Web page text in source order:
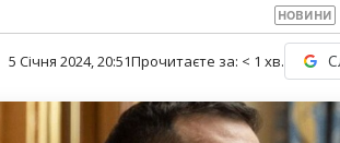
НОВИНИ
5 Січня 2024, 20:51Прочитаєте за: < 1 хв.